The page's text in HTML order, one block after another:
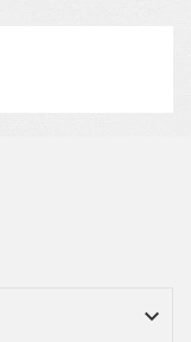
